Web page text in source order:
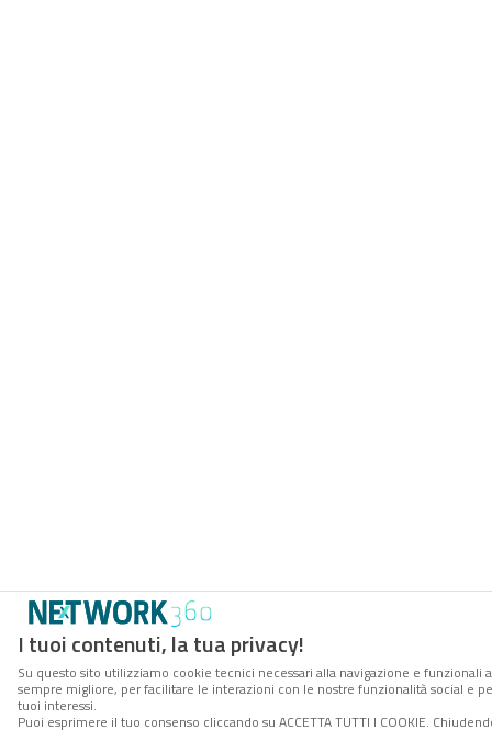
I tuoi contenuti, la tua privacy!
Su questo sito utilizziamo cookie tecnici necessari alla navigazione e
sempre migliore, per facilitare le interazioni con le nostre funzionalità social e
tuoi interessi.
Puoi esprimere il tuo consenso cliccando su ACCETTA TUTTI I COOKIE.